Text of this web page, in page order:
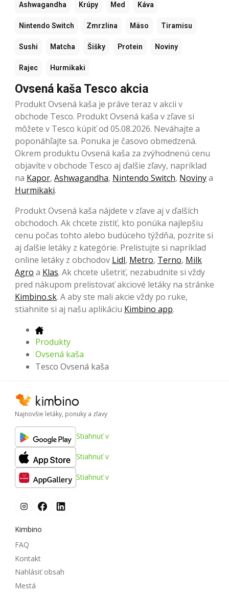
Ashwagandha Krúpy Med Káva
Nintendo Switch Zmrzlina Mäso Tiramisu
Sushi Matcha Šišky Protein Noviny
Rajec Hurmikaki
Ovsená kaša Tesco akcia
Produkt Ovsená kaša je práve teraz v akcii v
obchode Tesco. Produkt Ovsená kaša v zľave si
môžete v Tesco kúpiť od 05.08.2026. Neváhajte a
poponáhľajte sa. Ponuka je časovo obmedzená.
Okrem produktu Ovsená kaša za zvýhodnenú cenu
objavíte v obchode Tesco aj ďalšie zľavy, napríklad
na Kapor, Ashwagandha, Nintendo Switch, Novinya
Hurmikaki.
Produkt Ovsená kaša nájdete v zľave aj v ďalších
obchodoch. Ak chcete zistiť, kto ponúka najlepšiu
cenu počas tohto alebo budúceho týždňa, pozrite si
aj ďalšie letáky z kategórie. Prelistujte si napríklad
online letáky z obchodov Lidl, Metro, Terno, Milk
Agro a Klas. Ak chcete ušetriť, nezabudnite si vždy
pred nákupom prelistovať akciové letáky na stránke
Kimbino.sk. A aby ste mali akcie vždy po ruke,
stiahnite si aj našu aplikáciu Kimbino app.
Produkty
Ovsená kaša
Tesco Ovsená kaša
Najnovšie letáky, ponuky a zľavy
Stiahnuť v
Stiahnuť v
Stiahnuť v
Kimbino
FAQ
Kontakt
Nahlásiť obsah
Mestá